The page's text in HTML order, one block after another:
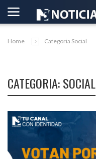
Home Categoria Social
CATEGORIA: SOCIAL